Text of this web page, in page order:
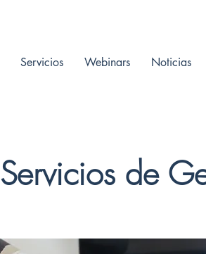
Servicios Webinars Noticias
Servicios de